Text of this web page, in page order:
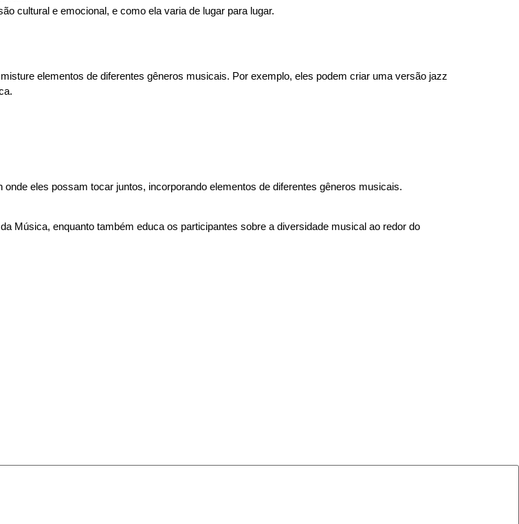
cultural e emocional, e como ela varia de lugar para lugar.
elementos de diferentes gêneros musicais. Por exemplo, eles podem criar uma versão jazz
eles possam tocar juntos, incorporando elementos de diferentes gêneros musicais.
Música, enquanto também educa os participantes sobre a diversidade musical ao redor do